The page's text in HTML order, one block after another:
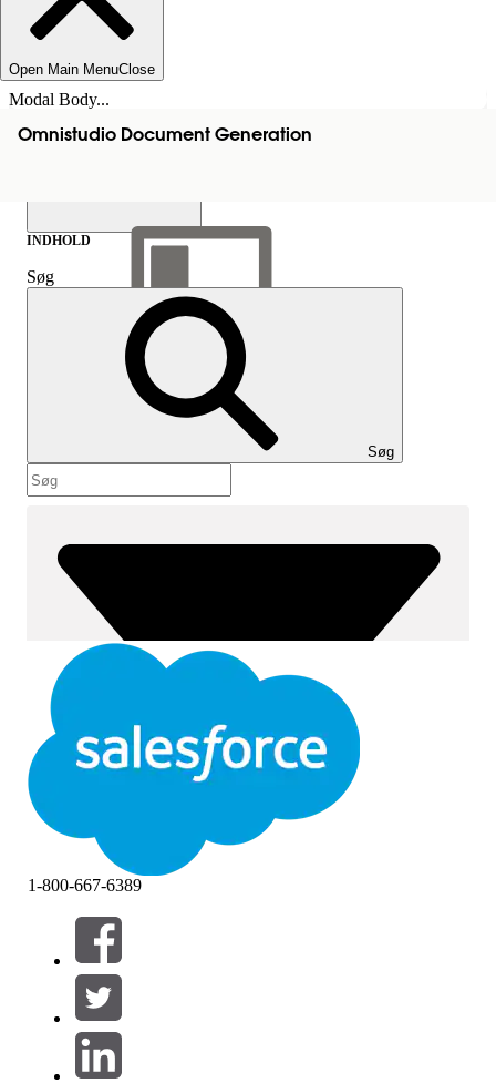
Open Main MenuClose
Modal Body...
Omnistudio Document Generation
Vis indholdsfortegnelse
Indhold
INDHOLD
Søg
Søg
Filtre (0)
VÆLG FILTRE
Produktområde
1-800-667-6389